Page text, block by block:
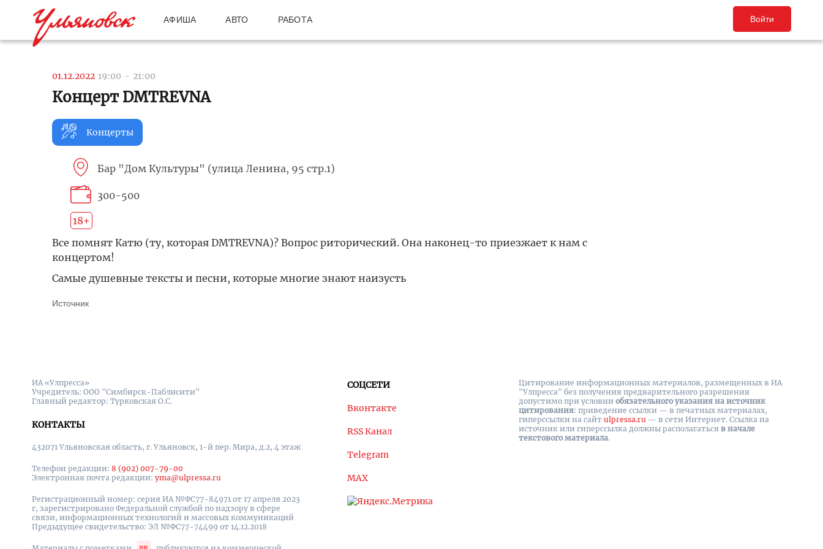
АФИША АВТО РАБОТА Войти
01.12.2022 19:00 - 21:00
Концерт DMTREVNA
Концерты
Бар "Дом Культуры" (улица Ленина, 95 стр.1)
300-500
18+
Все помнят Катю (ту, которая DMTREVNA)? Вопрос риторический. Она наконец-то приезжает к нам с
концертом!
Самые душевные тексты и песни, которые многие знают наизусть
Источник
ИА «Улпресса»
Учредитель: ООО "Симбирск-Паблисити"
Главный редактор: Турковская О.С.
КОНТАКТЫ
432071 Ульяновская область, г. Ульяновск, 1-й пер. Мира, д.2, 4 этаж
Телефон редакции: 8 (902) 007-79-00
Электронная почта редакции: yma@ulpressa.ru
Регистрационный номер: серия ИА №ФС77-84971 от 17 апреля 2023
г, зарегистрировано Федеральной службой по надзору в сфере
связи, информационных технологий и массовых коммуникаций
Предыдущее свидетельство: ЭЛ №ФС77-74499 от 14.12.2018
СОЦСЕТИ
Вконтакте
RSS Канал
Telegram
MAX
Цитирование информационных материалов, размещенных в ИА
"Улпресса" без получения предварительного разрешения
допустимо при условии обязательного указания на источник
цитирования: приведение ссылки — в печатных материалах,
гиперссылки на cайт ulpressa.ru — в сети Интернет. Ссылка на
источник или гиперссылка должны располагаться в начале
текстового материала.